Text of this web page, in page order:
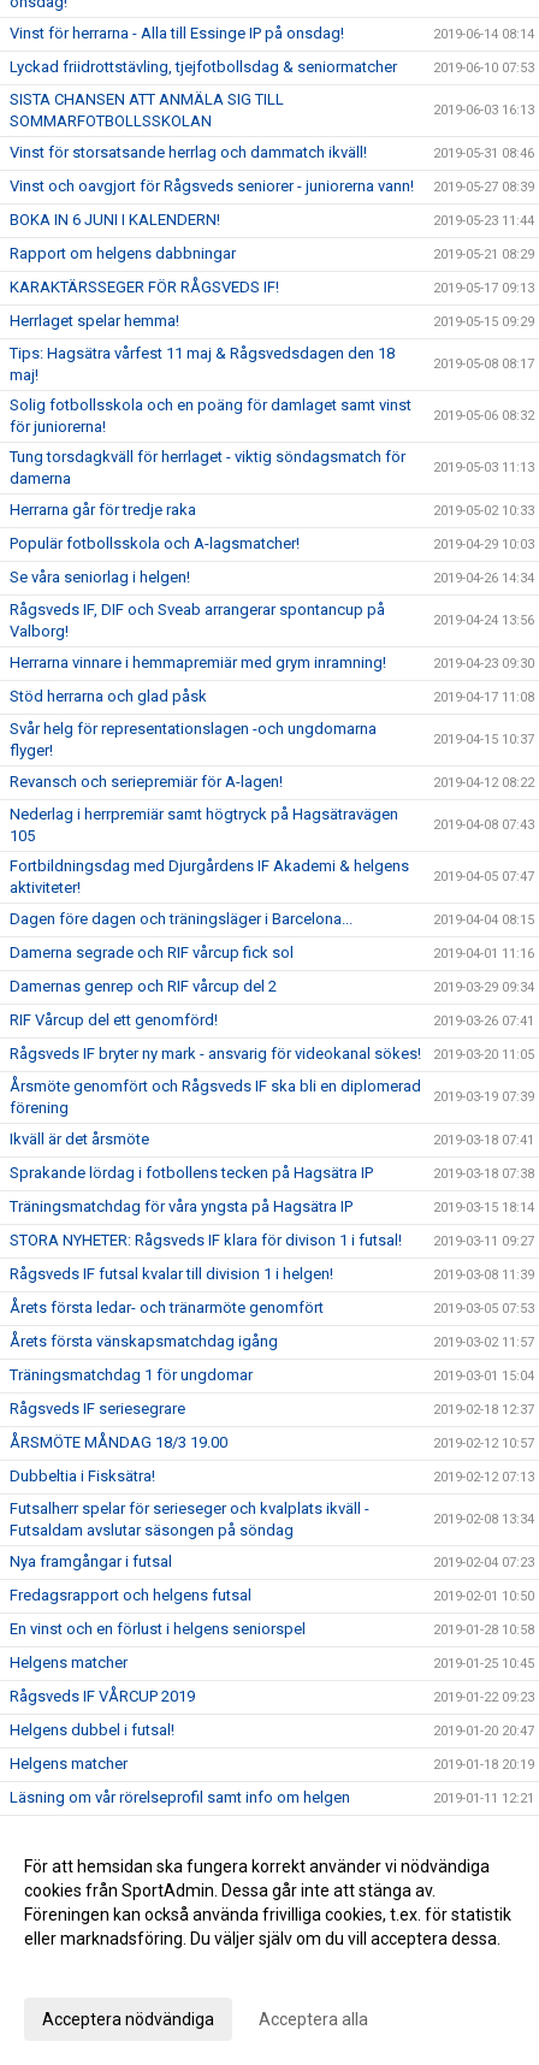
Vinst för herrarna - Alla till Essinge IP på onsdag! 2019-06-14 08:14
Lyckad friidrottstävling, tjejfotbollsdag & seniormatcher 2019-06-10 07:53
SISTA CHANSEN ATT ANMÄLA SIG TILL
SOMMARFOTBOLLSSKOLAN
2019-06-03 16:13
Vinst för storsatsande herrlag och dammatch ikväll! 2019-05-31 08:46
Vinst och oavgjort för Rågsveds seniorer - juniorerna vann! 2019-05-27 08:39
BOKA IN 6 JUNI I KALENDERN! 2019-05-23 11:44
Rapport om helgens dabbningar 2019-05-21 08:29
KARAKTÄRSSEGER FÖR RÅGSVEDS IF! 2019-05-17 09:13
Herrlaget spelar hemma! 2019-05-15 09:29
Tips: Hagsätra vårfest 11 maj & Rågsvedsdagen den 18
maj!
2019-05-08 08:17
Solig fotbollsskola och en poäng för damlaget samt vinst
för juniorerna!
2019-05-06 08:32
Tung torsdagkväll för herrlaget - viktig söndagsmatch för
damerna
2019-05-03 11:13
Herrarna går för tredje raka 2019-05-02 10:33
Populär fotbollsskola och A-lagsmatcher! 2019-04-29 10:03
Se våra seniorlag i helgen! 2019-04-26 14:34
Rågsveds IF, DIF och Sveab arrangerar spontancup på
Valborg!
2019-04-24 13:56
Herrarna vinnare i hemmapremiär med grym inramning! 2019-04-23 09:30
Stöd herrarna och glad påsk 2019-04-17 11:08
Svår helg för representationslagen -och ungdomarna
flyger!
2019-04-15 10:37
Revansch och seriepremiär för A-lagen! 2019-04-12 08:22
Nederlag i herrpremiär samt högtryck på Hagsätravägen
105
2019-04-08 07:43
Fortbildningsdag med Djurgårdens IF Akademi & helgens
aktiviteter!
2019-04-05 07:47
Dagen före dagen och träningsläger i Barcelona... 2019-04-04 08:15
Damerna segrade och RIF vårcup fick sol 2019-04-01 11:16
Damernas genrep och RIF vårcup del 2 2019-03-29 09:34
RIF Vårcup del ett genomförd! 2019-03-26 07:41
Rågsveds IF bryter ny mark - ansvarig för videokanal sökes! 2019-03-20 11:05
Årsmöte genomfört och Rågsveds IF ska bli en diplomerad
förening
2019-03-19 07:39
Ikväll är det årsmöte 2019-03-18 07:41
Sprakande lördag i fotbollens tecken på Hagsätra IP 2019-03-18 07:38
Träningsmatchdag för våra yngsta på Hagsätra IP 2019-03-15 18:14
STORA NYHETER: Rågsveds IF klara för divison 1 i futsal! 2019-03-11 09:27
Rågsveds IF futsal kvalar till division 1 i helgen! 2019-03-08 11:39
Årets första ledar- och tränarmöte genomfört 2019-03-05 07:53
Årets första vänskapsmatchdag igång 2019-03-02 11:57
Träningsmatchdag 1 för ungdomar 2019-03-01 15:04
Rågsveds IF seriesegrare 2019-02-18 12:37
ÅRSMÖTE MÅNDAG 18/3 19.00 2019-02-12 10:57
Dubbeltia i Fisksätra! 2019-02-12 07:13
Futsalherr spelar för serieseger och kvalplats ikväll -
Futsaldam avslutar säsongen på söndag
2019-02-08 13:34
Nya framgångar i futsal 2019-02-04 07:23
Fredagsrapport och helgens futsal 2019-02-01 10:50
En vinst och en förlust i helgens seniorspel 2019-01-28 10:58
Helgens matcher 2019-01-25 10:45
Rågsveds IF VÅRCUP 2019 2019-01-22 09:23
Helgens dubbel i futsal! 2019-01-20 20:47
Helgens matcher 2019-01-18 20:19
Läsning om vår rörelseprofil samt info om helgen 2019-01-11 12:21
2019 smyger igång 2019-01-06 10:09
Summering av 2018 2018-12-28 16:54
Julhälsning från kansliet! 2018-12-21 10:04
toppen!
För att hemsidan ska fungera korrekt använder vi nödvändiga
cookies från SportAdmin. Dessa går inte att stänga av.
Föreningen kan också använda frivilliga cookies, t.ex. för statistik
eller marknadsföring. Du väljer själv om du vill acceptera dessa.
Acceptera nödvändiga Acceptera alla